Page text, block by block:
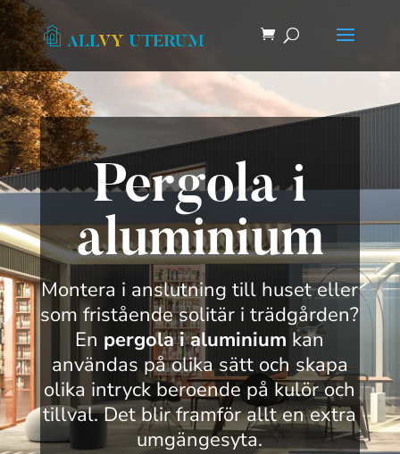
Pergola i
aluminium
Montera i anslutning till huset eller
som fristående solitär i trädgården?
En pergola i aluminium kan
användas på olika sätt och skapa
olika intryck beroende på kulör och
tillval. Det blir framför allt en extra
umgängesyta.